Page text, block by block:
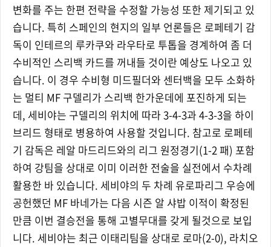
변화를 주는 한편 전략을 수정할 가능성 또한 제기되고 있
습니다. 특히 스페인의 현지의 일부 언론들은 로페테기 감
독이 인테르의 루카쿠와 라우타로 투톱을 경계하여 좀 더
수비적인 스리백 카드를 꺼내들 것이란 예상도 나오고 있
습니다. 이 경우 수비형 미드필더와 센터백을 모두 소화하
는 멀티 MF 구델리가 스리백 한가운데에 포진하게 되는
데, 세비야는 구델리의 위치에 따라 3-4-3과 4-3-3을 하이
브리드 형태로 병용하여 사용할 것입니다. 참고로 로페테
기 감독은 레알 마드리드와의 리그 원정경기(1-2 패) 포함
하여 강팀을 상대로 이미 이러한 전술을 실전에서 수차례
활용한 바 있습니다. 세비야의 두 차례 유로파리그 우승에
공헌했던 MF 바네가는 다음 시즌 알 샤밥 이적이 확정된
만큼 이번 결승전을 통해 고별무대를 갖게 될것으로 보입
니다. 세비야는 최근 이태리팀을 상대로 로마(2-0), 라치오